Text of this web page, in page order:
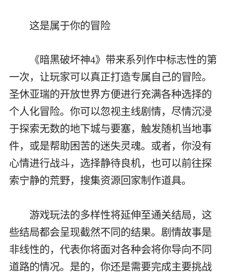
这是属于你的冒险
《暗黑破坏神4》带来系列作中标志性的第
一次，让玩家可以真正打造专属自己的冒险。
圣休亚瑞的开放世界方便进行充满各种选择的
个人化冒险。你可以忽视主线剧情，尽情沉浸
于探索无数的地下城与要塞，触发随机当地事
件，或是帮助困苦的迷失灵魂。或者，你没有
心情进行战斗，选择静待良机，也可以前往探
索宁静的荒野，搜集资源回家制作道具。
游戏玩法的多样性将延伸至通关结局，这
些结局都会呈现截然不同的结果。剧情故事是
非线性的，代表你将面对各种会将你导向不同
道路的情况。是的，你还是需要完成主要挑战